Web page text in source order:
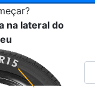
na lateral do